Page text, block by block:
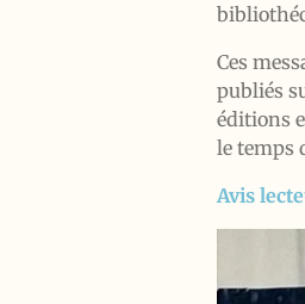
Ces
publiés
éditions
le temps
Avis